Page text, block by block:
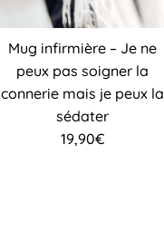
Mug infirmière – Je ne
peux pas soigner la
connerie mais je peux la
sédater
19,90€